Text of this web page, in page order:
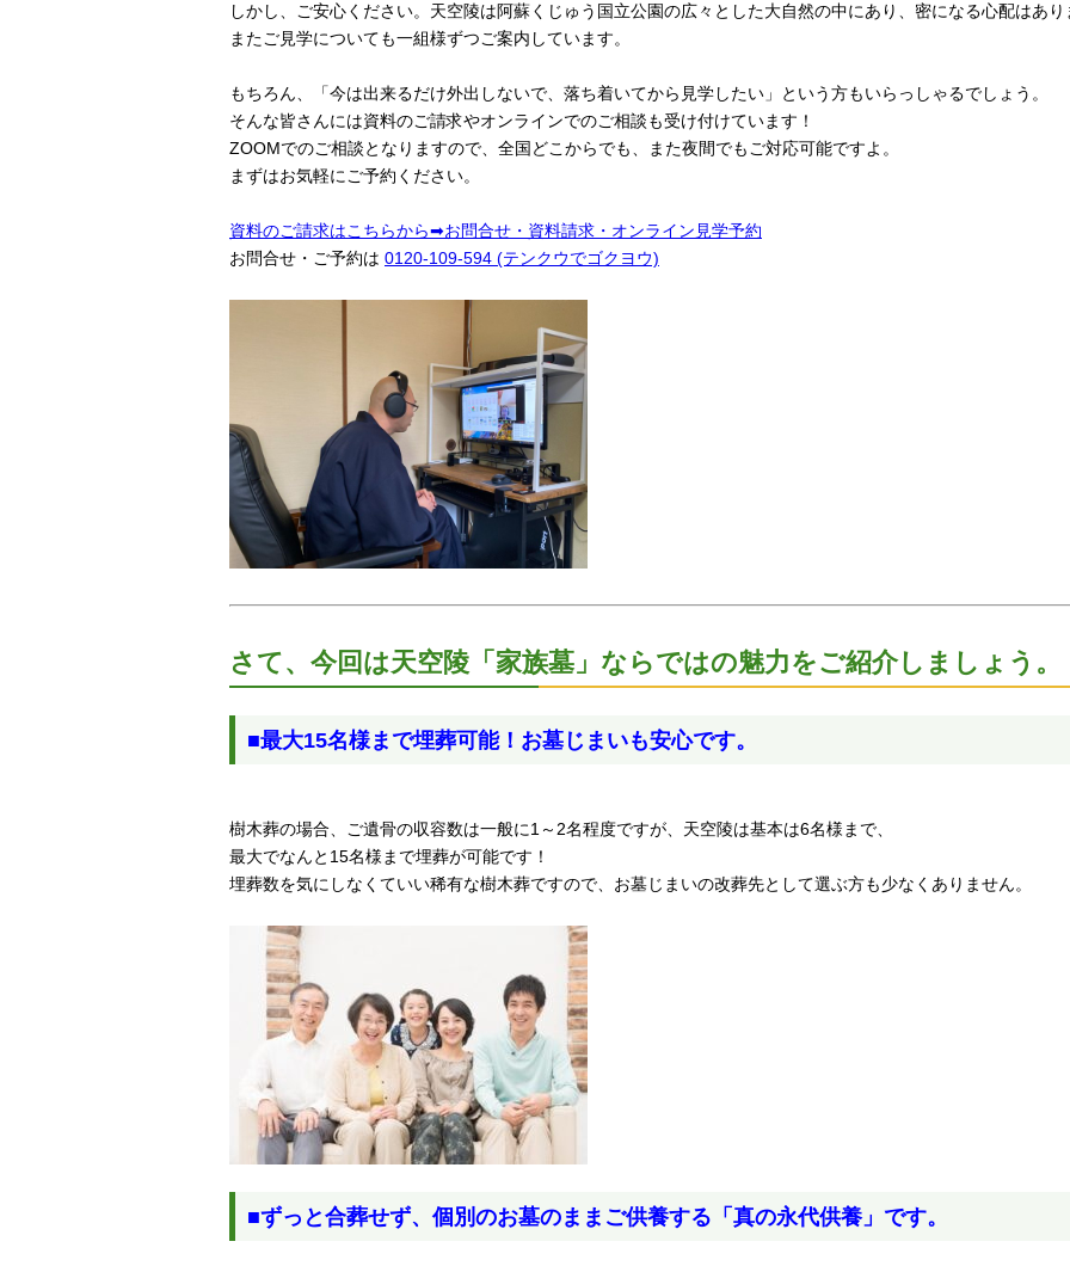
しかし、ご安心ください。天空陵は阿蘇くじゅう国立公園の広々とした大自然の中にあり、密になる心配はあり
またご見学についても一組様ずつご案内しています。
もちろん、「今は出来るだけ外出しないで、落ち着いてから見学したい」という方もいらっしゃるでしょう。
そんな皆さんには資料のご請求やオンラインでのご相談も受け付けています！
ZOOMでのご相談となりますので、全国どこからでも、また夜間でもご対応可能ですよ。
まずはお気軽にご予約ください。
資料のご請求はこちらから➡お問合せ・資料請求・オンライン見学予約
お問合せ・ご予約は 0120-109-594 (テンクウでゴクヨウ)
さて、今回は天空陵「家族墓」ならではの魅力をご紹介しましょう。
■最大15名様まで埋葬可能！お墓じまいも安心です。
樹木葬の場合、ご遺骨の収容数は一般に1～2名程度ですが、天空陵は基本は6名様まで、
最大でなんと15名様まで埋葬が可能です！
埋葬数を気にしなくていい稀有な樹木葬ですので、お墓じまいの改葬先として選ぶ方も少なくありません。
■ずっと合葬せず、個別のお墓のままご供養する「真の永代供養」です。